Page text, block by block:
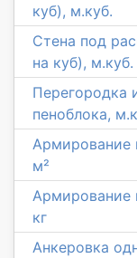
куб), м.куб.
Стена под
на куб), м.куб.
Перегородка
пеноблока,
Армирование
м²
Армирование
кг
Анкеровка